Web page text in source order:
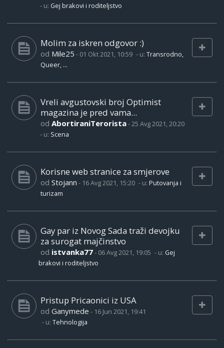
- u: Gej brakovi i roditeljstvo
Molim za iskren odgovor :)
od Mile25 - 01 Okt 2021, 10:59 - u: Transrodno,
Queer, ...
Vreli avgustovski broj Optimist
magazina je pred vama...
od AbortiraniTerorista-25 Avg 2021, 20:20
- u: Scena
Korisne web stranice za smjerove
od Stojann - 16 Avg 2021, 15:20 - u: Putovanja i
turizam
Gay par iz Novog Sada traži devojku
za surogat majčinstvo
od istvanka77- 06 Avg 2021, 19:05 - u: Gej
brakovi i roditeljstvo
Pristup Pricaonici iz USA
od Ganymede - 16 Jun 2021, 19:41
- u: Tehnologija